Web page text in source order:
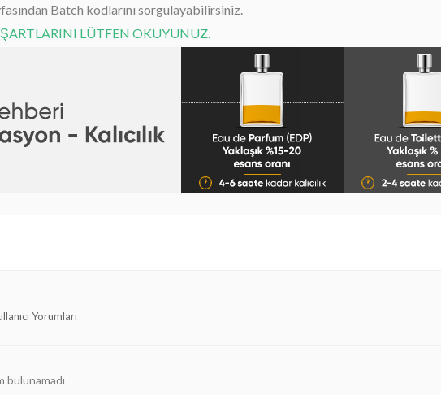
Batch kodlarını sorgulayabilirsiniz.
LÜTFEN OKUYUNUZ.
Yorumları
bulunamadı